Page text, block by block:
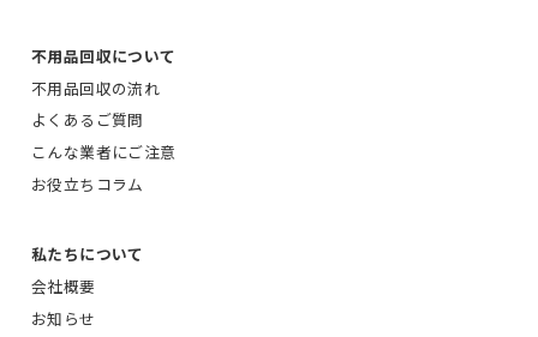
不用品回収について
不用品回収の流れ
よくあるご質問
こんな業者にご注意
お役立ちコラム
私たちについて
会社概要
お知らせ